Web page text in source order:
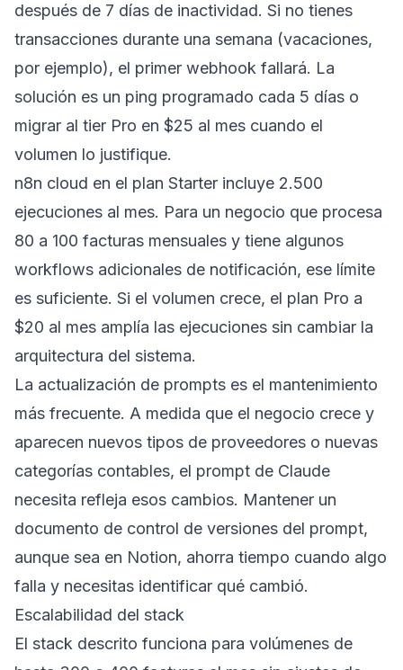
después de 7 días de inactividad. Si no tienes
transacciones durante una semana (vacaciones,
por ejemplo), el primer webhook fallará. La
solución es un ping programado cada 5 días o
migrar al tier Pro en $25 al mes cuando el
volumen lo justifique.
n8n cloud en el plan Starter incluye 2.500
ejecuciones al mes. Para un negocio que procesa
80 a 100 facturas mensuales y tiene algunos
workflows adicionales de notificación, ese límite
es suficiente. Si el volumen crece, el plan Pro a
$20 al mes amplía las ejecuciones sin cambiar la
arquitectura del sistema.
La actualización de prompts es el mantenimiento
más frecuente. A medida que el negocio crece y
aparecen nuevos tipos de proveedores o nuevas
categorías contables, el prompt de Claude
necesita refleja esos cambios. Mantener un
documento de control de versiones del prompt,
aunque sea en Notion, ahorra tiempo cuando algo
falla y necesitas identificar qué cambió.
Escalabilidad del stack
El stack descrito funciona para volúmenes de